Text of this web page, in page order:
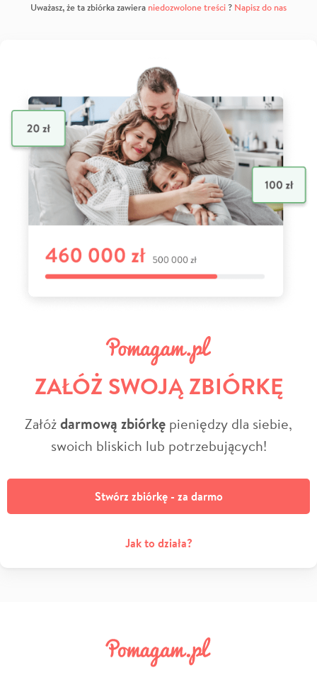
Uważasz, że ta zbiórka zawiera niedozwolone treści? Napisz do nas
ZAŁÓŻ SWOJĄ ZBIÓRKĘ
Załóżdarmową zbiórkę pieniędzy dla siebie,
swoich bliskich lub potrzebujących!
Stwórz zbiórkę - za darmo
Jak to działa?